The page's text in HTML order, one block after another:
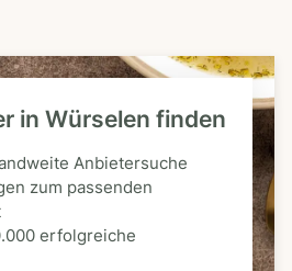
in Würselen finden
Anbietersuche
zum passenden
erfolgreiche